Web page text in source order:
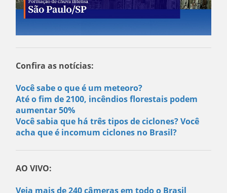
Confira as notícias:
Você sabe o que é um meteoro?
Até o fim de 2100, incêndios florestais podem
aumentar 50%
Você sabia que há três tipos de ciclones? Você
acha que é incomum ciclones no Brasil?
AO VIVO:
Veja mais de 240 câmeras em todo o Brasil